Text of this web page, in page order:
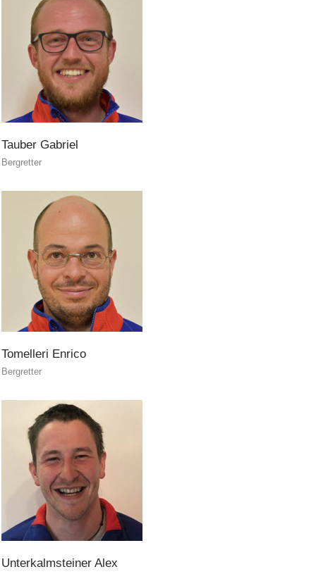
Tauber Gabriel
Bergretter
Tomelleri Enrico
Bergretter
Unterkalmsteiner Alex